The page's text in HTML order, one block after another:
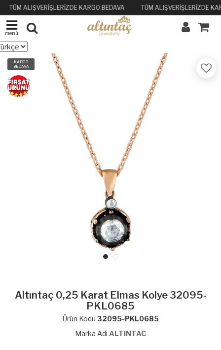
TÜM ALIŞVERİŞLERİZDE KARGO BEDAVA TÜM ALIŞVERİŞLERİZDE
menü
KARGO
BEDAVA
Altıntaç 0,25 Karat Elmas Kolye 32095-
PKL0685
Ürün Kodu 32095-PKL0685
Marka Adı ALTINTAC